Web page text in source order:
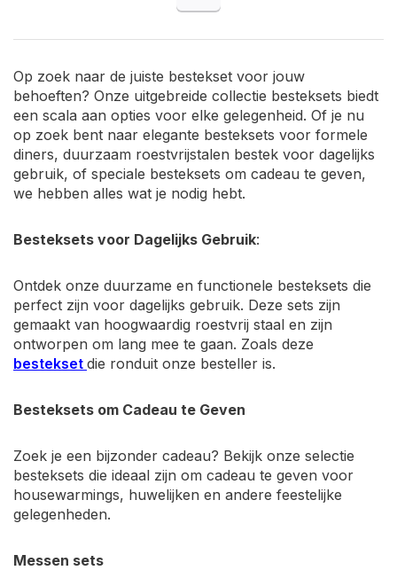
Op zoek naar de juiste bestekset voor jouw
behoeften? Onze uitgebreide collectie besteksets biedt
een scala aan opties voor elke gelegenheid. Of je nu
op zoek bent naar elegante besteksets voor formele
diners, duurzaam roestvrijstalen bestek voor dagelijks
gebruik, of speciale besteksets om cadeau te geven,
we hebben alles wat je nodig hebt.
Besteksets voor Dagelijks Gebruik:
Ontdek onze duurzame en functionele besteksets die
perfect zijn voor dagelijks gebruik. Deze sets zijn
gemaakt van hoogwaardig roestvrij staal en zijn
ontworpen om lang mee te gaan. Zoals deze
bestekset die ronduit onze besteller is.
Besteksets om Cadeau te Geven
Zoek je een bijzonder cadeau? Bekijk onze selectie
besteksets die ideaal zijn om cadeau te geven voor
housewarmings, huwelijken en andere feestelijke
gelegenheden.
Messen sets